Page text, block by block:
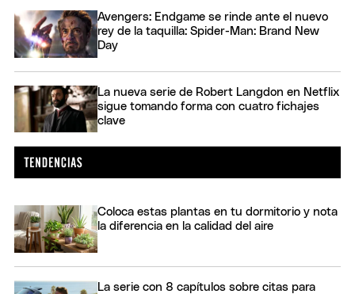
Avengers: Endgame se rinde ante el nuevo
rey de la taquilla: Spider-Man: Brand New
Day
La nueva serie de Robert Langdon en Netflix
sigue tomando forma con cuatro fichajes
clave
Coloca estas plantas en tu dormitorio y nota
la diferencia en la calidad del aire
La serie con 8 capítulos sobre citas para